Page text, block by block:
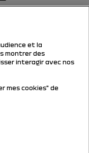
et la
montrer des
interagir avec nos
mes cookies" de